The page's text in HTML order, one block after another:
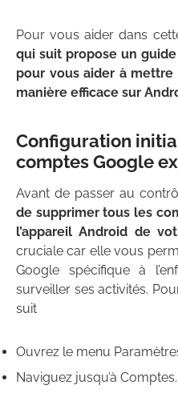
Pour vous aider dans
qui suit propose un
pour vous aider à
manière efficace sur
Configuration
comptes Google
Avant de passer au
de supprimer tous les
l’appareil Android de
cruciale car elle vous
Google spécifique à
surveiller ses activités.
suit
Ouvrez le menu
Naviguez jusqu’à Comptes.